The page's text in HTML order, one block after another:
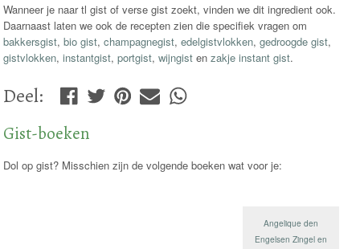
Wanneer je naar tl gist of verse gist zoekt, vinden we dit ingredient ook.
Daarnaast laten we ook de recepten zien die specifiek vragen om
bakkersgist,bio gist,champagnegist,edelgistvlokken,gedroogde gist,
gistvlokken,instantgist,portgist,wijngist enzakje instant gist.
Deel:
Gist-boeken
Dol op gist? Misschien zijn de volgende boeken wat voor je:
Angelique den
Engelsen Zingel en